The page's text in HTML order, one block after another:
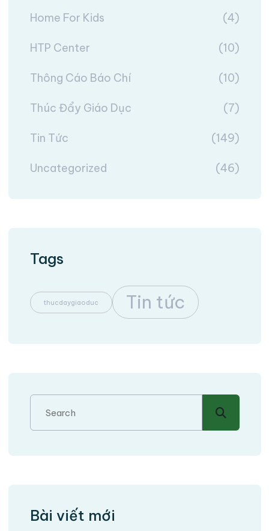
Home For Kids (4)
HTP Center (10)
Thông Cáo Báo Chí (10)
Thúc Đẩy Giáo Dục (7)
Tin Tức (149)
Uncategorized (46)
Tags
thucdaygiaoduc Tin tức
Bài viết mới